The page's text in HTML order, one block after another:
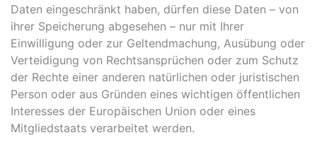
Daten eingeschränkt haben, dürfen diese Daten – von
ihrer Speicherung abgesehen – nur mit Ihrer
Einwilligung oder zur Geltendmachung, Ausübung oder
Verteidigung von Rechtsansprüchen oder zum Schutz
der Rechte einer anderen natürlichen oder juristischen
Person oder aus Gründen eines wichtigen öffentlichen
Interesses der Europäischen Union oder eines
Mitgliedstaats verarbeitet werden.